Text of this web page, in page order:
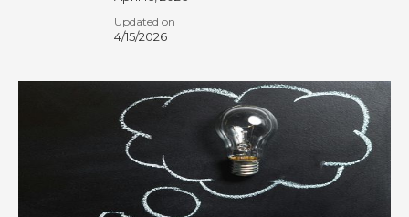
Updated on
4/15/2026